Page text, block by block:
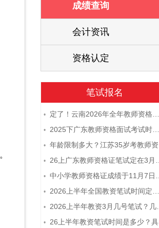
成绩查询
会计资讯
资格认定
笔试报名
• 定了！云南2026年全年教师资格证考试日程大公开！
• 2025下广东教师资格面试考试时间及科目内容（怎么考）
• 年龄限制多大？江苏35岁考教师资格证晚吗？
• 26上广东教师资格证笔试定在3月7日！附考试指南
• 中小学教师资格证成绩于11月7日10点查！
• 2026上半年全国教资笔试时间定档！
• 2026上半年教资3月几号笔试？几点开考
• 26上半年教资笔试时间是多少？具体安排表一览